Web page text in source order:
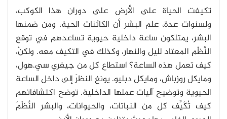
تكيفت الحياة على الأرض على دوران هذا الكوكب،
ولسنوات عدة، علم البشر أن الكائنات الحية، ومن ضمنها
البشر، يمتلكون ساعة داخلية حيوية تساعدهم في توقع
النَّظْم المعتاد لليل والنهار، وكذلك في التكيف معه. ولكنْ،
كيف تعمل هذه الساعة؟ استطاع كل من جيفري سي.هول،
ومايكل روزباش، ومايكل دبليو. يونغ النظرَ إلى داخل الساعة
الحيوية وتوضيح آليات عملها الداخلية. توضح اكتشافاتهم
كيف تُكَيِّف كل من النباتات، والحيوانات، والبشر النَّظْمَ